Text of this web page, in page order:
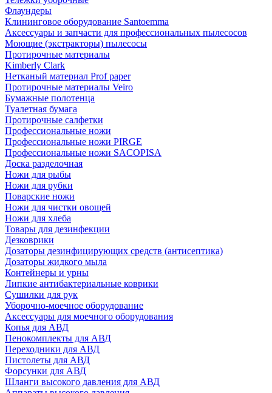
Флаундеры
Клининговое оборудование Santoemma
Аксессуары и запчасти для профессиональных пылесосов
Моющие (экстракторы) пылесосы
Протирочные материалы
Kimberly Clark
Нетканый материал Prof paper
Протирочные материалы Veiro
Бумажные полотенца
Туалетная бумага
Протирочные салфетки
Профессиональные ножи
Профессиональные ножи PIRGE
Профессиональные ножи SACOPISA
Доска разделочная
Ножи для рыбы
Ножи для рубки
Поварские ножи
Ножи для чистки овощей
Ножи для хлеба
Товары для дезинфекции
Дезковрики
Дозаторы дезинфицирующих средств (антисептика)
Дозаторы жидкого мыла
Контейнеры и урны
Липкие антибактериальные коврики
Сушилки для рук
Уборочно-моечное оборудование
Аксессуары для моечного оборудования
Копья для АВД
Пенокомплекты для АВД
Переходники для АВД
Пистолеты для АВД
Форсунки для АВД
Шланги высокого давления для АВД